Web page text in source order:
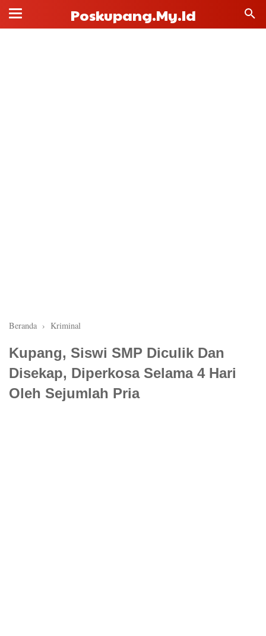
Poskupang.my.id
Beranda › Kriminal
Kupang, Siswi SMP Diculik Dan
Disekap, Diperkosa Selama 4 Hari
Oleh Sejumlah Pria